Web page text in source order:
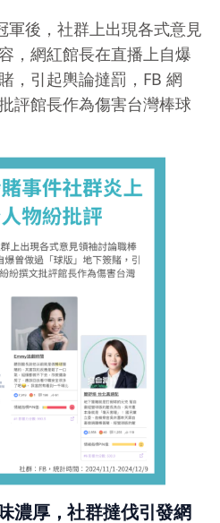
軍後，社群上出現各式意見
，網紅館長在直播上自爆
，引起輿論撻罰，FB 網
評館長作為傷害台灣棒球
濃厚，社群撻伐引發網